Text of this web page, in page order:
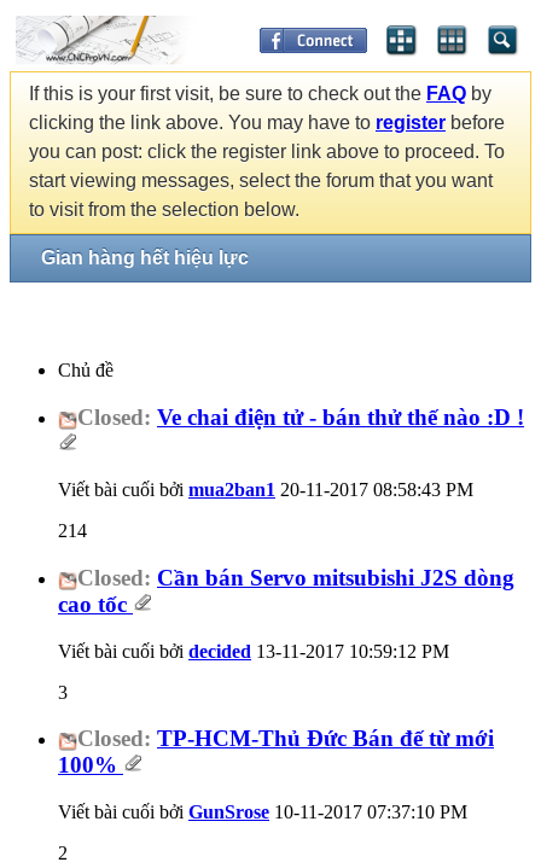
If this is your first visit, be sure to check out the FAQ by
clicking the link above. You may have to register before
you can post: click the register link above to proceed. To
start viewing messages, select the forum that you want
to visit from the selection below.
Gian hàng hết hiệu lực
Chủ đề
Closed: Ve chai điện tử - bán thử thế nào :D !
Viết bài cuối bởi mua2ban1 20-11-2017 08:58:43 PM
214
Closed: Cần bán Servo mitsubishi J2S dòng
cao tốc
Viết bài cuối bởi decided 13-11-2017 10:59:12 PM
3
Closed: TP-HCM-Thủ Đức Bán đế từ mới
100%
Viết bài cuối bởi GunSrose 10-11-2017 07:37:10 PM
2